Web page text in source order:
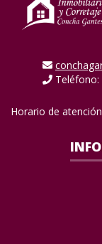
Teléfono:
Horario de